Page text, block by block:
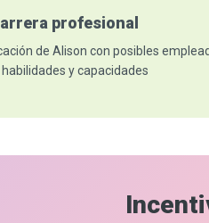
profesional
de Alison con posibles
y capacidades